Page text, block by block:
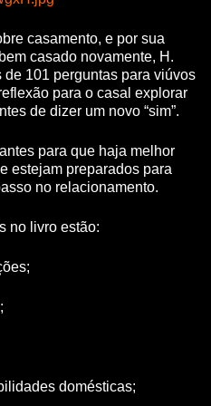
casamento, e por sua
casado novamente, H.
de 101 perguntas para viúvos
para o casal explorar
de dizer um novo “sim”.
para que haja melhor
estejam preparados para
no relacionamento.
no livro estão:
domésticas;